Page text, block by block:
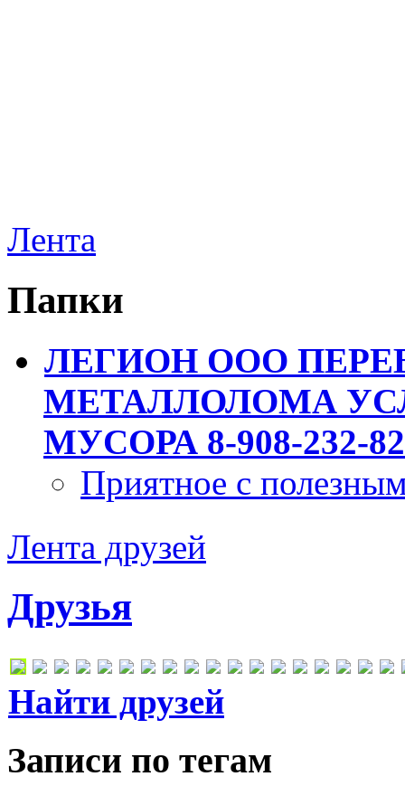
Лента
Папки
ЛЕГИОН ООО
МЕТАЛЛОЛОМА
МУСОРА 8-908-232-
Приятное с
Лента друзей
Друзья
Найти друзей
Записи по тегам